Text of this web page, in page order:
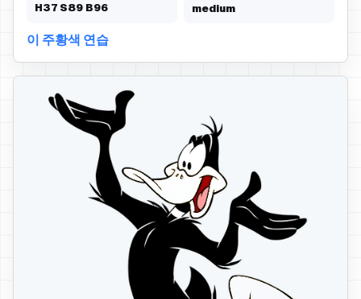
H37 S89 B96 medium
이 주황색 연습